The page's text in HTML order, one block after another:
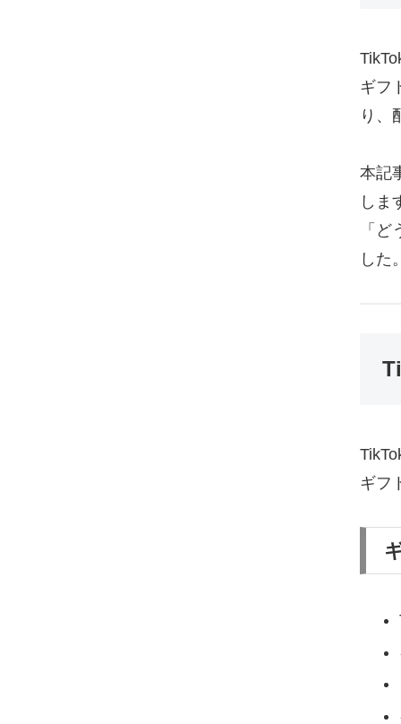
ギフ
り、
本記
しま
「
した
ギフ